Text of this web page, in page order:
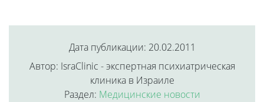
Дата публикации: 20.02.2011
Автор: IsraClinic - экспертная психиатрическая
клиника в Израиле
Раздел: Медицинские новости